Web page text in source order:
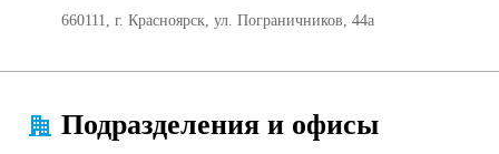
660111, г. Красноярск, ул. Пограничников, 44а
Подразделения и офисы